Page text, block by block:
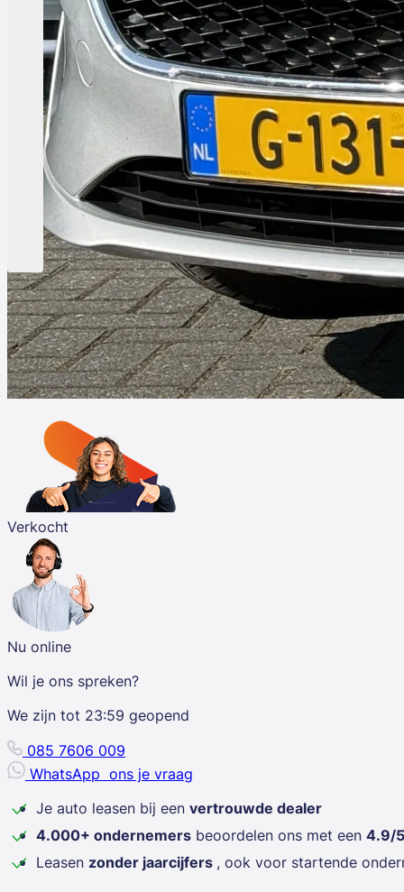
Verkocht
Nu online
Wil je ons spreken?
We zijn tot 23:59 geopend
085 7606 009
WhatsApp ons je vraag
Je auto leasen bij een vertrouwde dealer
4.000+ ondernemers beoordelen ons met een 4.9/5
Leasen zonder jaarcijfers , ook voor startende